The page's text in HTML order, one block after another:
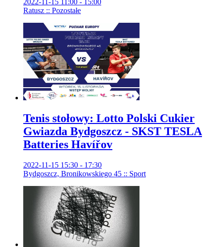
2022-11-15 11:00 - 15:00
Ratusz :: Pozostałe
Tenis stołowy: Lotto Polski Cukier
Gwiazda Bydgoszcz - SKST TESLA
Batteries Havířov
2022-11-15 15:30 - 17:30
Bydgoszcz, Bronikowskiego 45 :: Sport